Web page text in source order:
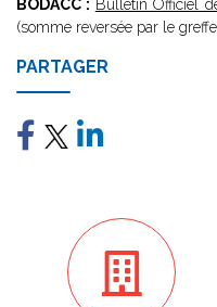
BODACC : Bulletin Officiel
(somme reversée par le
PARTAGER